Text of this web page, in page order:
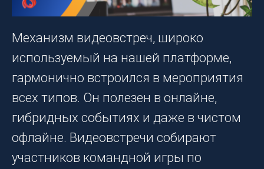
Механизм видеовстреч, широко
используемый на нашей платформе,
гармонично встроился в мероприятия
всех типов. Он полезен в онлайне,
гибридных событиях и даже в чистом
офлайне. Видеовстречи собирают
участников командной игры по